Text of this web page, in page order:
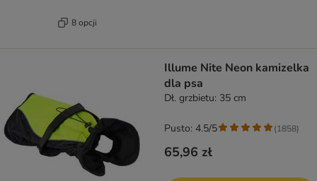
8 opcji
Illume Nite Neon kamizelka
dla psa
Dł. grzbietu: 35 cm
65,96 zł
Pusto: 4.5/5 (1858)